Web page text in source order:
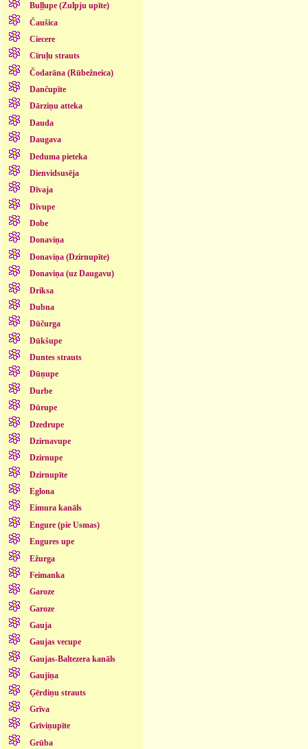
Buļļupe (Zulpju upīte)
Čaušica
Ciecere
Cīruļu strauts
Čodarāna (Rūbežneica)
Dančupīte
Dārziņu atteka
Dauda
Daugava
Deduma pieteka
Dienvidsusēja
Dīvaja
Divupe
Dobe
Donaviņa
Donaviņa (Dzirnupīte)
Donaviņa (uz Daugavu)
Driksa
Dubna
Dūčurga
Dūkšupe
Duntes strauts
Dūņupe
Durbe
Dūrupe
Dzedrupe
Dzirnavupe
Dzirnupe
Dzirnupīte
Eglona
Eimura kanāls
Engure (pie Usmas)
Engures upe
Ežurga
Feimanka
Garoze
Garoze
Gauja
Gaujas vecupe
Gaujas-Baltezera kanāls
Gaujiņa
Ģērdiņu strauts
Grīva
Grīviņupīte
Grūba